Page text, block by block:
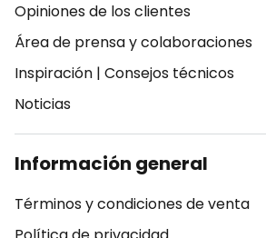
Opiniones de los clientes
Área de prensa y colaboraciones
Inspiración | Consejos técnicos
Noticias
Información general
Términos y condiciones de venta